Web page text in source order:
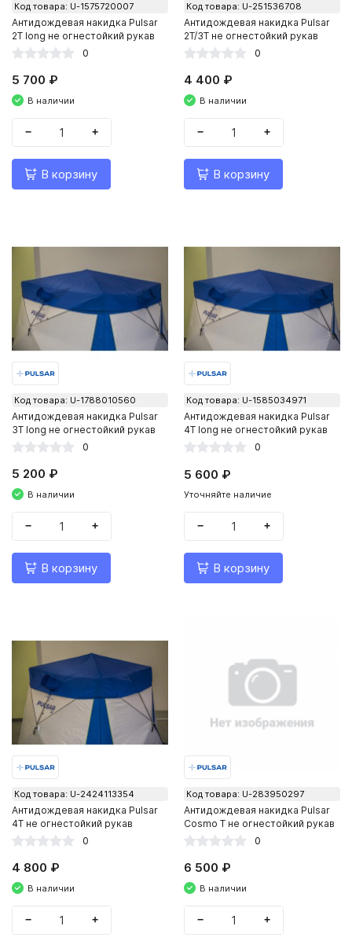
Код товара: U-1575720007
Антидождевая накидка Pulsar
2Т long не огнестойкий рукав
0
5 700 ₽
В наличии
− +
В корзину
Код товара: U-251536708
Антидождевая накидка Pulsar
2Т/3Т не огнестойкий рукав
0
4 400 ₽
В наличии
− +
В корзину
Код товара: U-1788010560
Антидождевая накидка Pulsar
3Т long не огнестойкий рукав
0
5 200 ₽
В наличии
− +
В корзину
Код товара: U-1585034971
Антидождевая накидка Pulsar
4Т long не огнестойкий рукав
0
5 600 ₽
Уточняйте наличие
− +
В корзину
Код товара: U-2424113354
Антидождевая накидка Pulsar
4Т не огнестойкий рукав
0
4 800 ₽
В наличии
− +
Код товара: U-283950297
Антидождевая накидка Pulsar
Cosmo T не огнестойкий рукав
0
6 500 ₽
В наличии
− +